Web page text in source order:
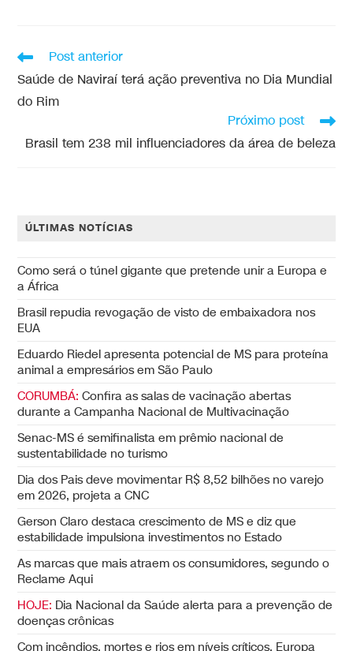
Post anterior
Saúde de Naviraí terá ação preventiva no Dia Mundial
do Rim
Próximo post
Brasil tem 238 mil influenciadores da área de beleza
ÚLTIMAS NOTÍCIAS
Como será o túnel gigante que pretende unir a Europa e
a África
Brasil repudia revogação de visto de embaixadora nos
EUA
Eduardo Riedel apresenta potencial de MS para proteína
animal a empresários em São Paulo
CORUMBÁ: Confira as salas de vacinação abertas
durante a Campanha Nacional de Multivacinação
Senac-MS é semifinalista em prêmio nacional de
sustentabilidade no turismo
Dia dos Pais deve movimentar R$ 8,52 bilhões no varejo
em 2026, projeta a CNC
Gerson Claro destaca crescimento de MS e diz que
estabilidade impulsiona investimentos no Estado
As marcas que mais atraem os consumidores, segundo o
Reclame Aqui
HOJE: Dia Nacional da Saúde alerta para a prevenção de
doenças crônicas
Com incêndios, mortes e rios em níveis críticos, Europa